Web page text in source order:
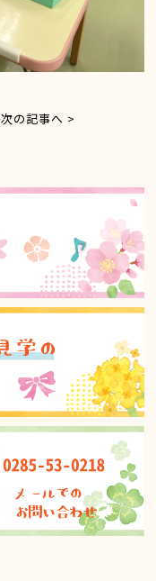
次の記事へ >